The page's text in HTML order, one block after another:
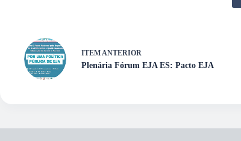
ITEM ANTERIOR
Plenária Fórum EJA ES: Pacto EJA